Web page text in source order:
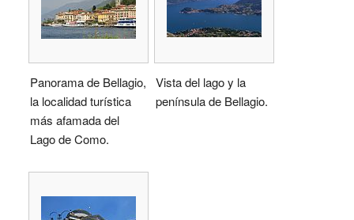
Panorama de Bellagio,
la localidad turística
más afamada del
Lago de Como.
Vista del lago y la
península de Bellagio.